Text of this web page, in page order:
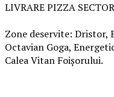
LIVRARE PIZZA
Zone deservite: Dristor,
Octavian Goga,
Calea Vitan Foișorului.